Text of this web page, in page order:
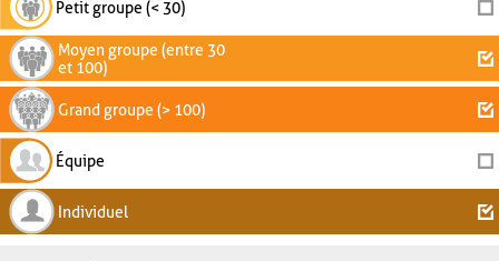
Petit groupe (< 30)
Moyen groupe (entre 30
et 100)
Grand groupe (> 100)
Équipe
Individuel